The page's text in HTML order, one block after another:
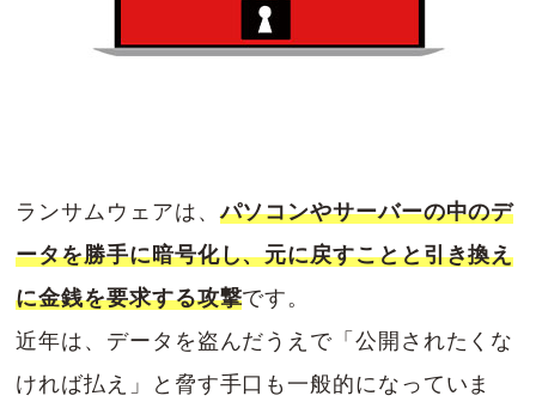
ランサムウェアは、パソコンやサーバーの中のデ
ータを勝手に暗号化し、元に戻すことと引き換え
に金銭を要求する攻撃です。
近年は、データを盗んだうえで「公開されたくな
ければ払え」と脅す手口も一般的になっていま